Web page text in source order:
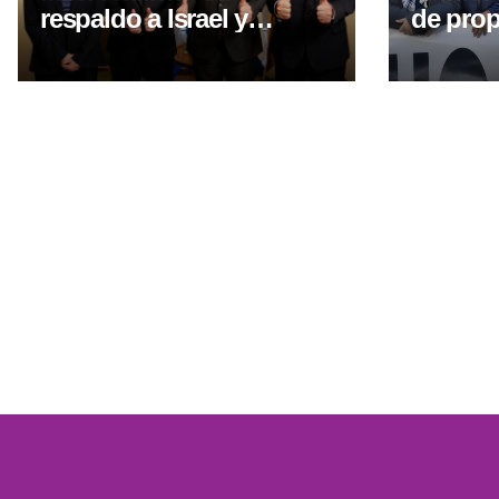
respaldo a Israel y
condenó los ataques de
Irán durante un
de
criticó
policial